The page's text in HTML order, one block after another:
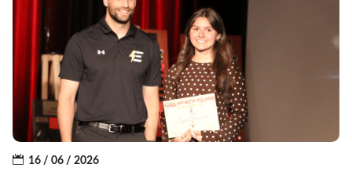
16 / 06 / 2026